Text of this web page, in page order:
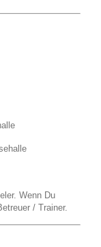
Wenn Du
/ Trainer.